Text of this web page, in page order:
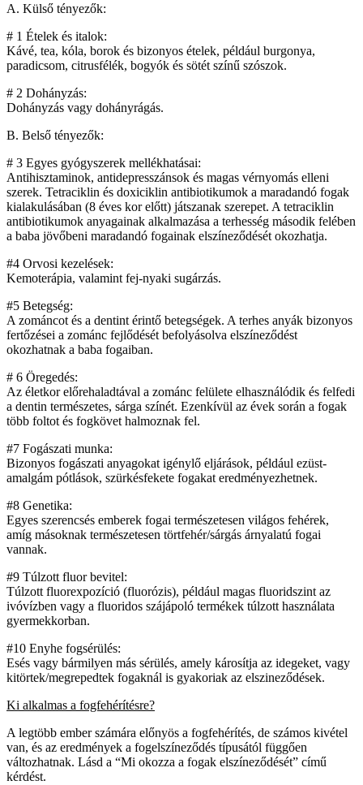
A. Külső tényezők:
# 1 Ételek és italok:
Kávé, tea, kóla, borok és bizonyos ételek, például burgonya,
paradicsom, citrusfélék, bogyók és sötét színű szószok.
# 2 Dohányzás:
Dohányzás vagy dohányrágás.
B. Belső tényezők:
# 3 Egyes gyógyszerek mellékhatásai:
Antihisztaminok, antidepresszánsok és magas vérnyomás elleni
szerek. Tetraciklin és doxiciklin antibiotikumok a maradandó fogak
kialakulásában (8 éves kor előtt) játszanak szerepet. A tetraciklin
antibiotikumok anyagainak alkalmazása a terhesség második felében
a baba jövőbeni maradandó fogainak elszíneződését okozhatja.
#4 Orvosi kezelések:
Kemoterápia, valamint fej-nyaki sugárzás.
#5 Betegség:
A zománcot és a dentint érintő betegségek. A terhes anyák bizonyos
fertőzései a zománc fejlődését befolyásolva elszíneződést
okozhatnak a baba fogaiban.
# 6 Öregedés:
Az életkor előrehaladtával a zománc felülete elhasználódik és felfedi
a dentin természetes, sárga színét. Ezenkívül az évek során a fogak
több foltot és fogkövet halmoznak fel.
#7 Fogászati munka:
Bizonyos fogászati anyagokat igénylő eljárások, például ezüst-
amalgám pótlások, szürkésfekete fogakat eredményezhetnek.
#8 Genetika:
Egyes szerencsés emberek fogai természetesen világos fehérek,
amíg másoknak természetesen törtfehér/sárgás árnyalatú fogai
vannak.
#9 Túlzott fluor bevitel:
Túlzott fluorexpozíció (fluorózis), például magas fluoridszint az
ivóvízben vagy a fluoridos szájápoló termékek túlzott használata
gyermekkorban.
#10 Enyhe fogsérülés:
Esés vagy bármilyen más sérülés, amely károsítja az idegeket, vagy
kitörtek/megrepedtek fogaknál is gyakoriak az elszineződések.
Ki alkalmas a fogfehérítésre?
A legtöbb ember számára előnyös a fogfehérítés, de számos kivétel
van, és az eredmények a fogelszíneződés típusától függően
változhatnak. Lásd a “Mi okozza a fogak elszíneződését” című
kérdést.